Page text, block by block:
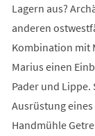
Lagern aus?
anderen
Kombination mit
Marius einen
Pader und Lippe.
Ausrüstung
Handmühle